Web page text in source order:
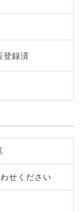
登録済
せください